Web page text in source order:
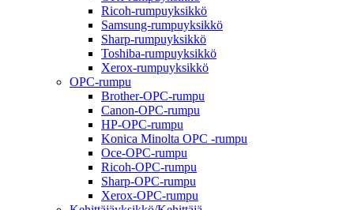
Ricoh-rumpuyksikkö
Samsung-rumpuyksikkö
Sharp-rumpuyksikkö
Toshiba-rumpuyksikkö
Xerox-rumpuyksikkö
OPC-rumpu
Brother-OPC-rumpu
Canon-OPC-rumpu
HP-OPC-rumpu
Konica Minolta OPC -rumpu
Oce-OPC-rumpu
Ricoh-OPC-rumpu
Sharp-OPC-rumpu
Xerox-OPC-rumpu